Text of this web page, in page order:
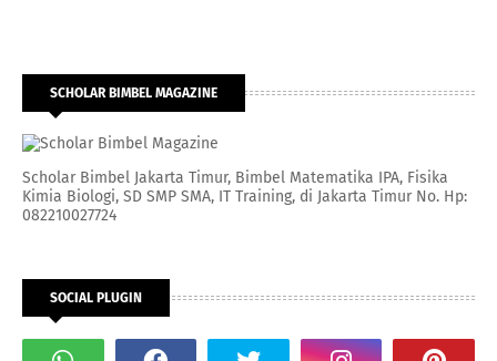
SCHOLAR BIMBEL MAGAZINE
Scholar Bimbel Jakarta Timur, Bimbel Matematika IPA, Fisika
Kimia Biologi, SD SMP SMA, IT Training, di Jakarta Timur No. Hp:
082210027724
SOCIAL PLUGIN